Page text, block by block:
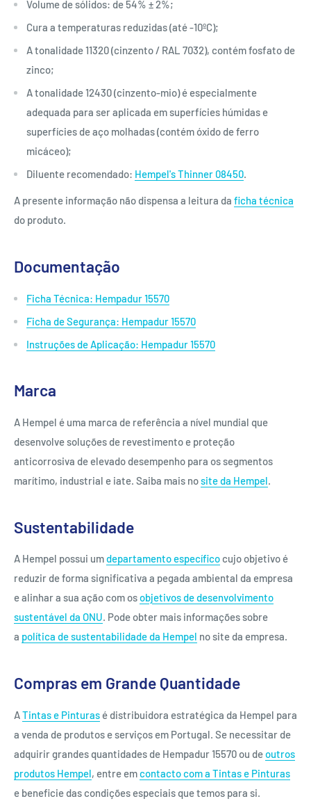
Volume de sólidos: de 54% ± 2%;
Cura a temperaturas reduzidas (até -10ºC);
A tonalidade 11320 (cinzento / RAL 7032), contém fosfato de
zinco;
A tonalidade 12430 (cinzento-mio) é especialmente
adequada para ser aplicada em superfícies húmidas e
superfícies de aço molhadas (contém óxido de ferro
micáceo);
Diluente recomendado: Hempel's Thinner 08450.
A presente informação não dispensa a leitura da ficha técnica
do produto.
Documentação
Ficha Técnica: Hempadur 15570
Ficha de Segurança: Hempadur 15570
Instruções de Aplicação: Hempadur 15570
Marca
A Hempel é uma marca de referência a nível mundial que
desenvolve soluções de revestimento e proteção
anticorrosiva de elevado desempenho para os segmentos
marítimo, industrial e iate. Saiba mais nosite da Hempel.
Sustentabilidade
A Hempel possui umdepartamento específico cujo objetivo é
reduzir de forma significativa a pegada ambiental da empresa
e alinhar a sua ação com osobjetivos de desenvolvimento
sustentável da ONU. Pode obter mais informações sobre
a política de sustentabilidade da Hempel no site da empresa.
Compras em Grande Quantidade
ATintas e Pinturas é distribuidora estratégica da Hempel para
a venda de produtos e serviços em Portugal. Se necessitar de
adquirir grandes quantidades de Hempadur 15570 ou deoutros
produtos Hempel, entre emcontacto com a Tintas e Pinturas
e beneficie das condições especiais que temos para si.